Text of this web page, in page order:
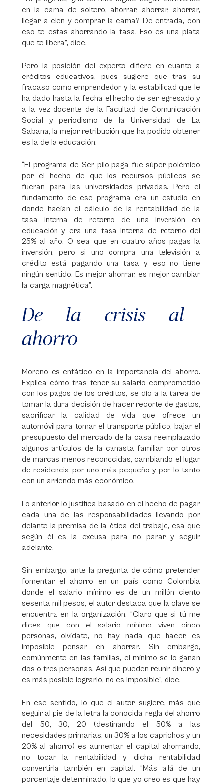
en la cama de soltero, ahorrar, ahorrar, ahorrar,
llegar a cien y comprar la cama? De entrada, con
eso te estas ahorrando la tasa. Eso es una plata
que te libera”, dice.
Pero la posición del experto difiere en cuanto a
créditos educativos, pues sugiere que tras su
fracaso como emprendedor y la estabilidad que le
ha dado hasta la fecha el hecho de ser egresado y
a la vez docente de la Facultad de Comunicación
Social y periodismo de la Universidad de La
Sabana, la mejor retribución que ha podido obtener
es la de la educación.
“El programa de Ser pilo paga fue súper polémico
por el hecho de que los recursos públicos se
fueran para las universidades privadas. Pero el
fundamento de ese programa era un estudio en
donde hacían el cálculo de la rentabilidad de la
tasa interna de retorno de una inversión en
educación y era una tasa interna de retorno del
25% al año. O sea que en cuatro años pagas la
inversión, pero si uno compra una televisión a
crédito está pagando una tasa y eso no tiene
ningún sentido. Es mejor ahorrar, es mejor cambiar
la carga magnética”.
De la crisis al
ahorro
Moreno es enfático en la importancia del ahorro.
Explica cómo tras tener su salario comprometido
con los pagos de los créditos, se dio a la tarea de
tomar la dura decisión de hacer recorte de gastos,
sacrificar la calidad de vida que ofrece un
automóvil para tomar el transporte público, bajar el
presupuesto del mercado de la casa reemplazado
algunos artículos de la canasta familiar por otros
de marcas menos reconocidas, cambiando el lugar
de residencia por uno más pequeño y por lo tanto
con un arriendo más económico.
Lo anterior lo justifica basado en el hecho de pagar
cada una de las responsabilidades llevando por
delante la premisa de la ética del trabajo, esa que
según él es la excusa para no parar y seguir
adelante.
Sin embargo, ante la pregunta de cómo pretender
fomentar el ahorro en un país como Colombia
donde el salario mínimo es de un millón ciento
sesenta mil pesos, el autor destaca que la clave se
encuentra en la organización. “Claro que si tú me
dices que con el salario mínimo viven cinco
personas, olvídate, no hay nada que hacer, es
imposible pensar en ahorrar. Sin embargo,
comúnmente en las familias, el mínimo se lo ganan
dos o tres personas. Así que pueden reunir dinero y
es más posible lograrlo, no es imposible”, dice.
En ese sentido, lo que el autor sugiere, más que
seguir al pie de la letra la conocida regla del ahorro
del 50, 30, 20 (destinando el 50% a las
necesidades primarias, un 30% a los caprichos y un
20% al ahorro) es aumentar el capital ahorrando,
no tocar la rentabilidad y dicha rentabilidad
convertirla también en capital. “Más allá de un
porcentaje determinado, lo que yo creo es que hay